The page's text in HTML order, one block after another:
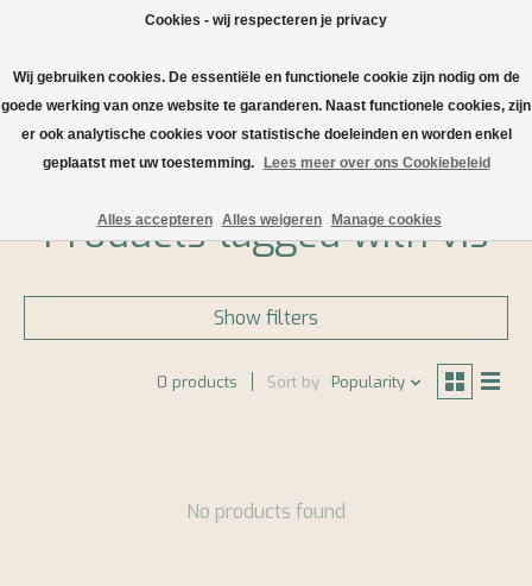
Wishlist
Home / Tags / vis
Products tagged with vis
Show filters
0 products Sort by Popularity
No products found
Cookies - wij respecteren je privacy
Wij gebruiken cookies. De essentiële en functionele cookie zijn nodig om de
goede werking van onze website te garanderen. Naast functionele cookies, zijn
er ook analytische cookies voor statistische doeleinden en worden enkel
geplaatst met uw toestemming.
Lees meer over ons Cookiebeleid
Alles accepteren Alles weigeren Manage cookies